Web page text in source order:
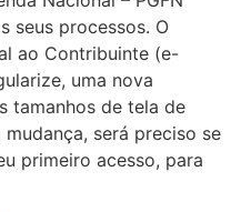
seus processos. O
ao Contribuinte (e-
uma nova
tamanhos de tela de
será preciso se
primeiro acesso, para